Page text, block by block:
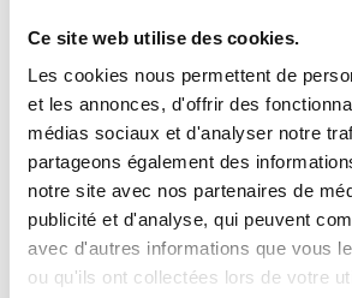
Ce site web utilise des cookies.
Les cookies nous permettent de
et les annonces, d'offrir des
médias sociaux et d'analyser notre
partageons également des
notre site avec nos partenaires de
publicité et d'analyse, qui peuvent
avec d'autres informations que vous
ou qu'ils ont collectées lors de votre